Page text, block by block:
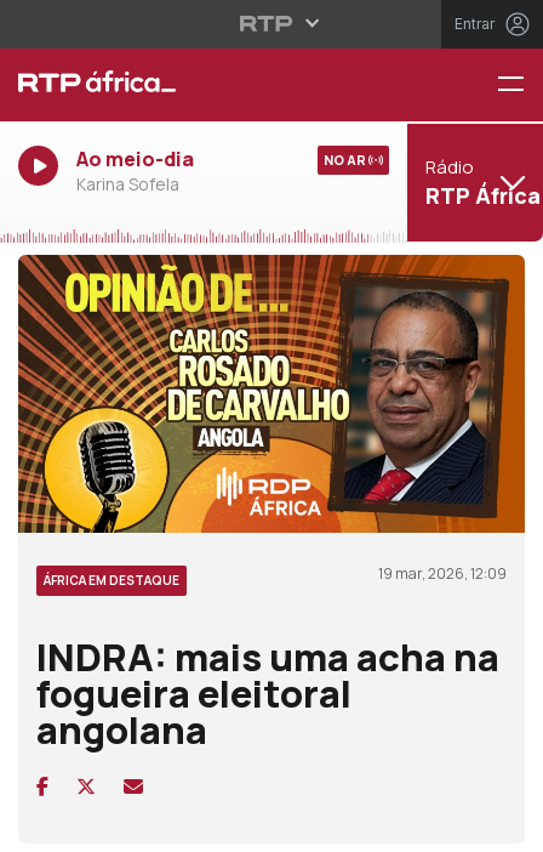
Entrar
Ao meio-dia
Karina Sofela
NO AR Rádio
RTP África
ÁFRICA EM DESTAQUE 19 mar, 2026, 12:09
INDRA: mais uma acha na
fogueira eleitoral
angolana